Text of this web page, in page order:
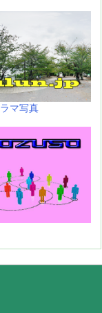
マ写真